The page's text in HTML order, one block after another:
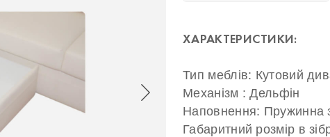
ХАРАКТЕРИСТИКИ:
Тип меблів: Кутовий
Механізм : Дельфін
Наповнення: Пружинна
Габаритний розмір в